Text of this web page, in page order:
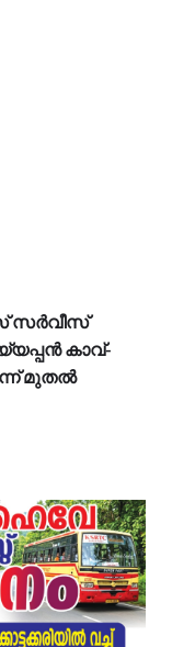
സർവീസ്
കാവ്-
മുതൽ